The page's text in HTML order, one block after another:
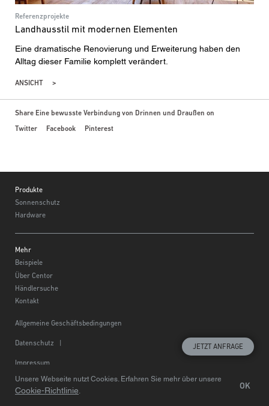
Unsere Webseite nutzt Cookies. Erfahren Sie mehr über unsere
Cookie-Richtlinie.
OK
Referenzprojekte
Landhausstil mit modernen Elementen
Eine dramatische Renovierung und Erweiterung haben den
Alltag dieser Familie komplett verändert.
ANSICHT
Share Eine bewusste Verbindung von Drinnen und Draußen on
Twitter
Facebook Pinterest
Produkte
Sonnenschutz
Hardware
Mehr
Beispiele
Über Centor
Händlersuche
Kontakt
Allgemeine Geschäftsbedingungen
Datenschutz
Impressum
Wählen Sie eine Region © Centor 2020
JETZT ANFRAGE